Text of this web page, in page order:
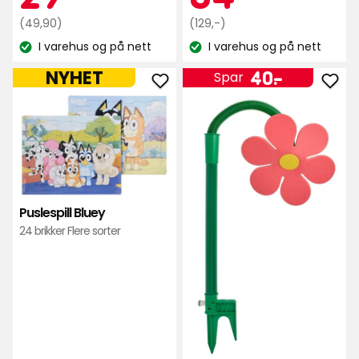
basert
på
13
anmeldelser
kr
Opprinnelig
pris
49,90
kr
(49,90)
Lagerbalanse:
I varehus og på nett
stjerner,
basert
på
78
anmeldelser
kr
Opprinnelig
pris
129
kr
(129,-)
Lagerbalanse:
I varehus og på nett
Puslespill Bluey
24 brikker Flere sorter
NYHET
Legg
til
Puslespill
Bluey
Spar Pris
40-
.40
i